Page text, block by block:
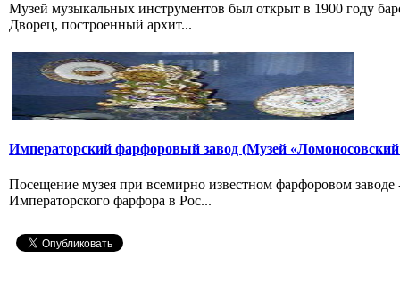
Музей музыкальных инструментов был открыт в 1900 году
Дворец, построенный архит...
Императорский фарфоровый завод (Музей
Посещение музея при всемирно известном фарфоровом
Императорского фарфора в Рос...